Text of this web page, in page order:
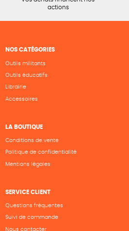
actions
NOS CATÉGORIES
Outils militants
Outils éducatifs
Librairie
Accessoires
LA BOUTIQUE
Conditions de vente
Politique de confidentialité
Mentions légales
SERVICE CLIENT
Questions fréquentes
Suivi de commande
Nous contacter